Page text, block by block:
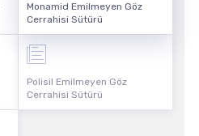
Monamid Emilmeyen Göz
Cerrahisi Sütürü
Polisil Emilmeyen Göz
Cerrahisi Sütürü